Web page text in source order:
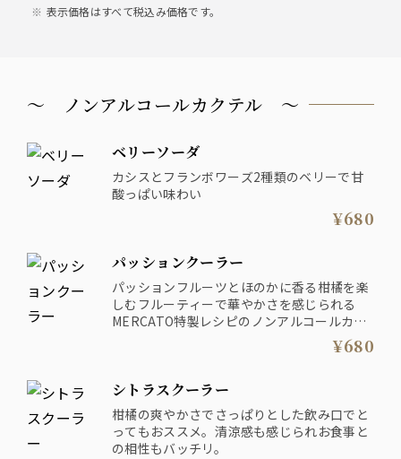
表示価格はすべて税込み価格です。
～ ノンアルコールカクテル ～
ベリーソーダ
カシスとフランボワーズ2種類のベリーで甘
酸っぱい味わい
¥680
パッションクーラー
パッションフルーツとほのかに香る柑橘を楽
しむフルーティーで華やかさを感じられる
MERCATO特製レシピのノンアルコールカク
¥680
シトラスクーラー
柑橘の爽やかさでさっぱりとした飲み口でと
ってもおススメ。清涼感も感じられお食事と
の相性もバッチリ。